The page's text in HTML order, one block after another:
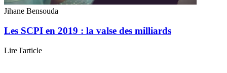
Jihane Bensouda
Les SCPI en 2019 : la valse des milliards
Lire l'article